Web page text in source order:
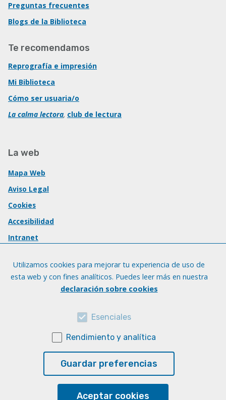
Preguntas frecuentes
Blogs de la Biblioteca
Te recomendamos
Reprografía e impresión
Mi Biblioteca
Cómo ser usuaria/o
La calma lectora, club de lectura
La web
Mapa Web
Aviso Legal
Cookies
Accesibilidad
Intranet
Utilizamos cookies para mejorar tu experiencia de uso de
esta web y con fines analíticos. Puedes leer más en nuestra
declaración sobre cookies
Esenciales
Rendimiento y analítica
Guardar preferencias
Aceptar cookies